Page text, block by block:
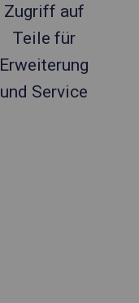
Zugriff auf
Teile für
Erweiterung
und Service